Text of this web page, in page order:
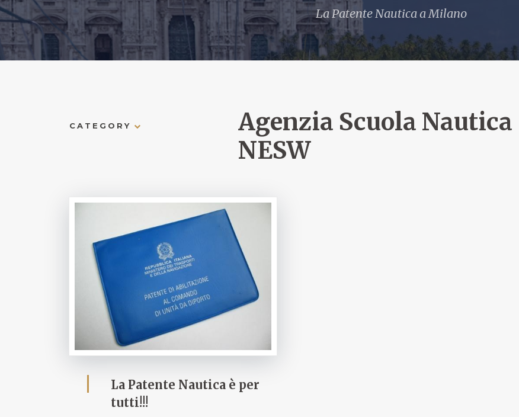
La Patente Nautica a Milano
CATEGORY
Agenzia Scuola Nautica
NESW
La Patente Nautica è per
tutti!!!